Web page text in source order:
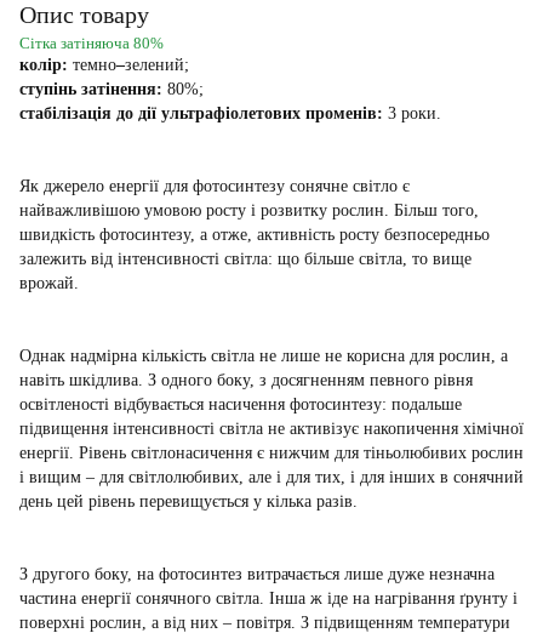
Опис товару
Сітка затіняюча 80%
колір: темно–зелений;
ступінь затінення: 80%;
стабілізація до дії ультрафіолетових променів: 3 роки.
Як джерело енергії для фотосинтезу сонячне світло є
найважливішою умовою росту і розвитку рослин. Більш того,
швидкість фотосинтезу, а отже, активність росту безпосередньо
залежить від інтенсивності світла: що більше світла, то вище
врожай.
Однак надмірна кількість світла не лише не корисна для рослин, а
навіть шкідлива. З одного боку, з досягненням певного рівня
освітленості відбувається насичення фотосинтезу: подальше
підвищення інтенсивності світла не активізує накопичення хімічної
енергії. Рівень світлонасичення є нижчим для тіньолюбивих рослин
і вищим – для світлолюбивих, але і для тих, і для інших в сонячний
день цей рівень перевищується у кілька разів.
З другого боку, на фотосинтез витрачається лише дуже незначна
частина енергії сонячного світла. Інша ж іде на нагрівання ґрунту і
поверхні рослин, а від них – повітря. З підвищенням температури